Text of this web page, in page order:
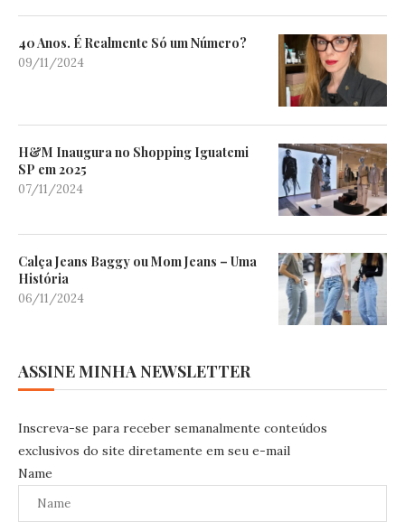
40 Anos. É Realmente Só um Número?
09/11/2024
H&M Inaugura no Shopping Iguatemi
SP em 2025
07/11/2024
Calça Jeans Baggy ou Mom Jeans – Uma
História
06/11/2024
ASSINE MINHA NEWSLETTER
Inscreva-se para receber semanalmente conteúdos
exclusivos do site diretamente em seu e-mail
Name